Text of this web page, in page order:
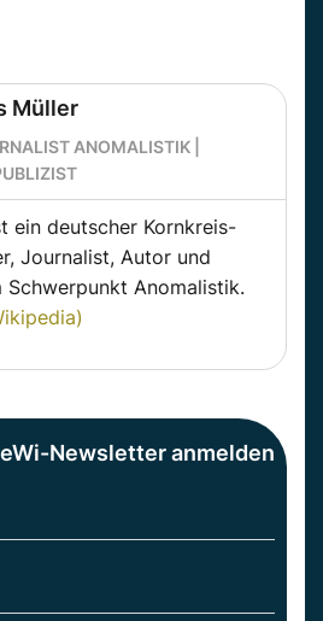
Müller
ANOMALISTIK |
ein deutscher Kornkreis-
Journalist, Autor und
Anomalistik.
Newsletter anmelden